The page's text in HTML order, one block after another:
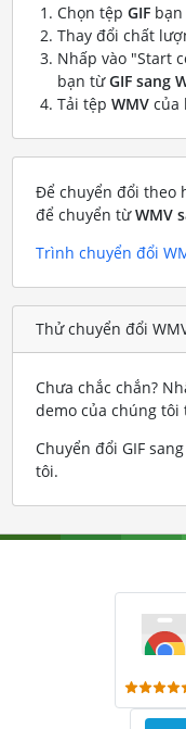
Chọn tệp GIFbạn
Thay đổi chất
Nhấp vào "Start
bạn từGIF sang
Tải tệp WMVcủa
Để chuyển đổi theo
để chuyển từWMV
Trình chuyển đổi
Thử chuyển đổi
Chưa chắc chắn?
demo của chúng tôi
Chuyển đổi GIF
tôi.